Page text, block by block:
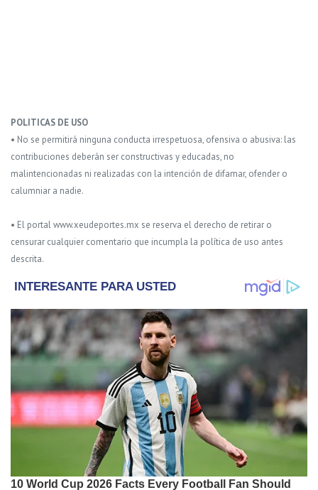
POLITICAS DE USO
• No se permitirá ninguna conducta irrespetuosa, ofensiva o abusiva: las
contribuciones deberán ser constructivas y educadas, no
malintencionadas ni realizadas con la intención de difamar, ofender o
calumniar a nadie.
• El portal www.xeudeportes.mx se reserva el derecho de retirar o
censurar cualquier comentario que incumpla la política de uso antes
descrita.